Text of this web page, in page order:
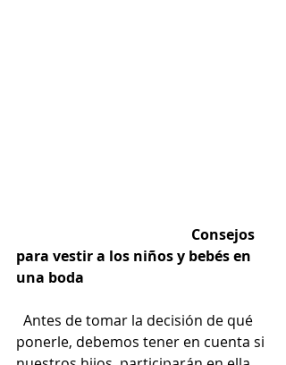
para vestir a los niños y bebés en
una boda
ponerle, debemos tener en cuenta si